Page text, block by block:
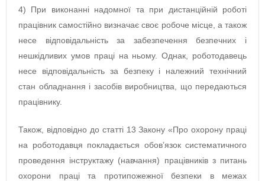
4) При виконанні надомної та при дистанційній роботі
працівник самостійно визначає своє робоче місце, а також
несе відповідальність за забезпечення безпечних і
нешкідливих умов праці на ньому. Однак, роботодавець
несе відповідальність за безпеку і належний технічний
стан обладнання і засобів виробництва, що передаються
працівнику.
Також, відповідно до статті 13 Закону «Про охорону праці
на роботодавця покладається обов’язок систематичного
проведення інструктажу (навчання) працівників з питань
охорони праці та протипожежної безпеки в межах